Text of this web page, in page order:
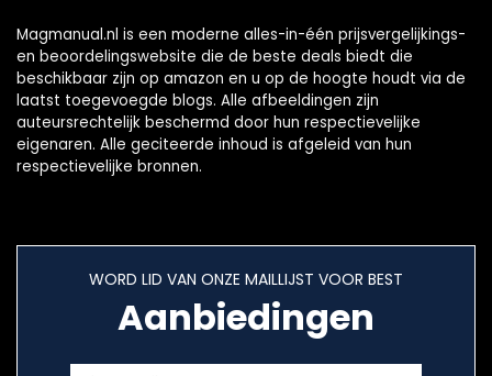
Magmanual.nl is een moderne alles-in-één prijsvergelijkings-
en beoordelingswebsite die de beste deals biedt die
beschikbaar zijn op amazon en u op de hoogte houdt via de
laatst toegevoegde blogs. Alle afbeeldingen zijn
auteursrechtelijk beschermd door hun respectievelijke
eigenaren. Alle geciteerde inhoud is afgeleid van hun
respectievelijke bronnen.
WORD LID VAN ONZE MAILLIJST VOOR BEST
Aanbiedingen